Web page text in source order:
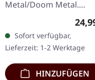
Metal/Doom Metal.
27.03.2026, auf
Chaos Records.
Schwarzes Vinyl mit
Insert. Zweite Auflage…
Sofort verfügbar,
Lieferzeit: 1-2 Werktage
HINZUFÜGEN